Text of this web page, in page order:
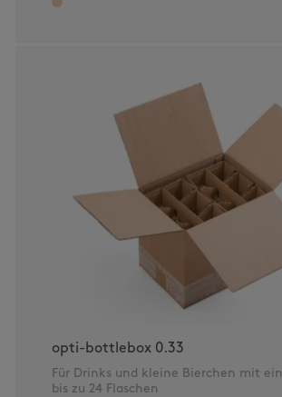
opti-bottlebox 0.33
Für Drinks und kleine Bierchen mit
bis zu 24 Flaschen